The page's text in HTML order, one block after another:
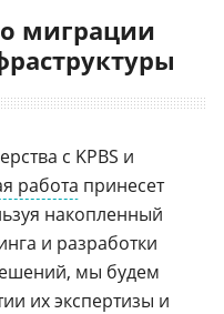
миграции
с KPBS и
работа принесет
накопленный
и разработки
мы будем
их экспертизы и